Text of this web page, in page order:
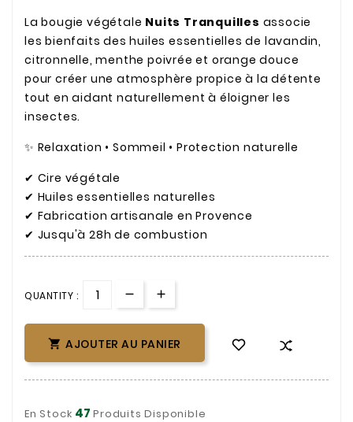
La bougie végétale Nuits Tranquilles associe
les bienfaits des huiles essentielles de lavandin,
citronnelle, menthe poivrée et orange douce
pour créer une atmosphère propice à la détente
tout en aidant naturellement à éloigner les
insectes.
✨ Relaxation • Sommeil • Protection naturelle
✔ Cire végétale
✔ Huiles essentielles naturelles
✔ Fabrication artisanale en Provence
✔ Jusqu'à 28h de combustion
QUANTITY :
 AJOUTER AU PANIER
En Stock 47Produits Disponible